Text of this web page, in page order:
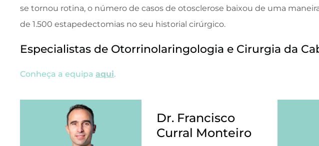
se tornou rotina, o número de casos de otosclerose baixou de uma
de 1.500 estapedectomias no seu historial cirúrgico.
Especialistas de Otorrinolaringologia e Cirurgia da
Conheça a equipa aqui.
Dr. Francisco
Curral Monteiro